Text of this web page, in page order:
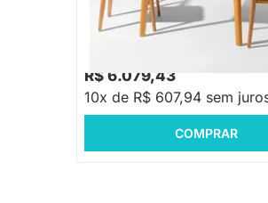
Cadeiras Nord Encosto
R$ 6.079,43
10x de R$ 607,94 sem
COMPRAR